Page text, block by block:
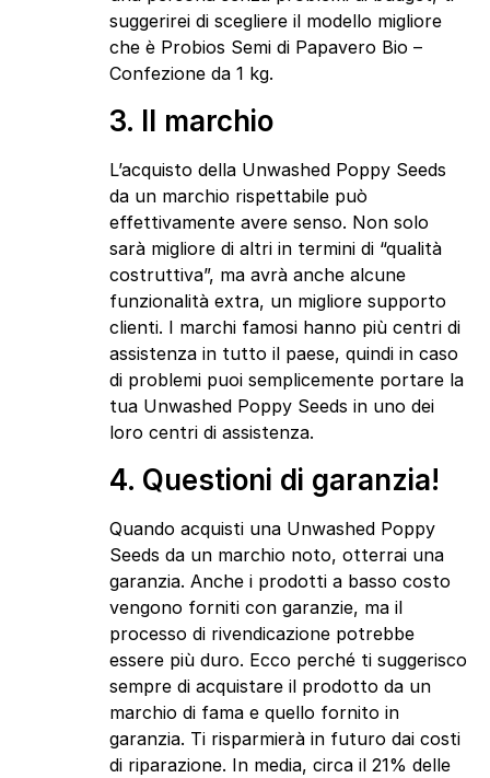
suggerirei di scegliere il modello migliore
che è Probios Semi di Papavero Bio –
Confezione da 1 kg.
3. Il marchio
L’acquisto della Unwashed Poppy Seeds
da un marchio rispettabile può
effettivamente avere senso. Non solo
sarà migliore di altri in termini di “qualità
costruttiva”, ma avrà anche alcune
funzionalità extra, un migliore supporto
clienti. I marchi famosi hanno più centri di
assistenza in tutto il paese, quindi in caso
di problemi puoi semplicemente portare la
tua Unwashed Poppy Seeds in uno dei
loro centri di assistenza.
4. Questioni di garanzia!
Quando acquisti una Unwashed Poppy
Seeds da un marchio noto, otterrai una
garanzia. Anche i prodotti a basso costo
vengono forniti con garanzie, ma il
processo di rivendicazione potrebbe
essere più duro. Ecco perché ti suggerisco
sempre di acquistare il prodotto da un
marchio di fama e quello fornito in
garanzia. Ti risparmierà in futuro dai costi
di riparazione. In media, circa il 21% delle